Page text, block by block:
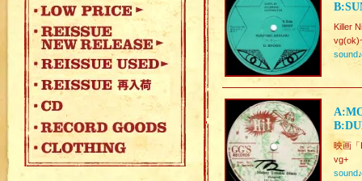
Killer
sound♪
映画
vg+
sound♪